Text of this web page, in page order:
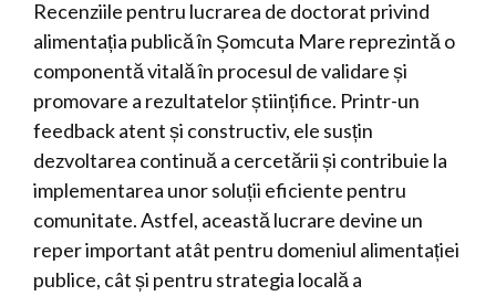
Recenziile pentru lucrarea de doctorat privind
alimentația publică în Șomcuta Mare reprezintă o
componentă vitală în procesul de validare și
promovare a rezultatelor științifice. Printr-un
feedback atent și constructiv, ele susțin
dezvoltarea continuă a cercetării și contribuie la
implementarea unor soluții eficiente pentru
comunitate. Astfel, această lucrare devine un
reper important atât pentru domeniul alimentației
publice, cât și pentru strategia locală a